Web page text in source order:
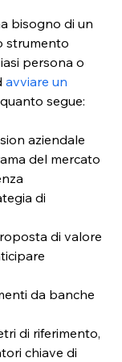
bisogno di un
strumento
persona o
avviare un
segue:
aziendale
del mercato
di
di valore
da banche
di riferimento,
chiave di